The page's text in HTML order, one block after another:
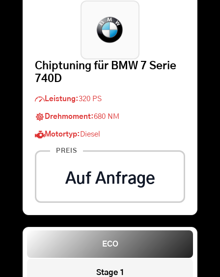
Warenkorb
Chiptuning für BMW 7 Serie
740D
Leistung:320 PS
Drehmoment:680 NM
Motortyp: Diesel
PREIS
Auf Anfrage
ECO
Stage 1